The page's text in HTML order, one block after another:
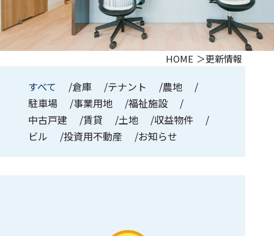
HOME 更新情報
すべて 倉庫 テナント
農地
駐車場
事業用地
福祉施設
中古戸建
賃貸 土地
収益物件
ビル
投資用不動産 お知らせ